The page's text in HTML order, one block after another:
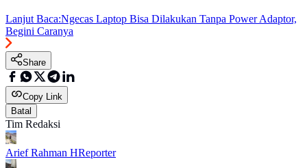
Lanjut Baca:Ngecas Laptop Bisa Dilakukan Tanpa Power Adaptor,
Begini Caranya
Share
Copy Link
Batal
Tim Redaksi
Arief Rahman HReporter